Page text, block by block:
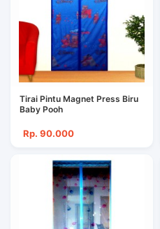
Tirai Pintu Magnet Press Biru
Baby Pooh
Rp. 90.000